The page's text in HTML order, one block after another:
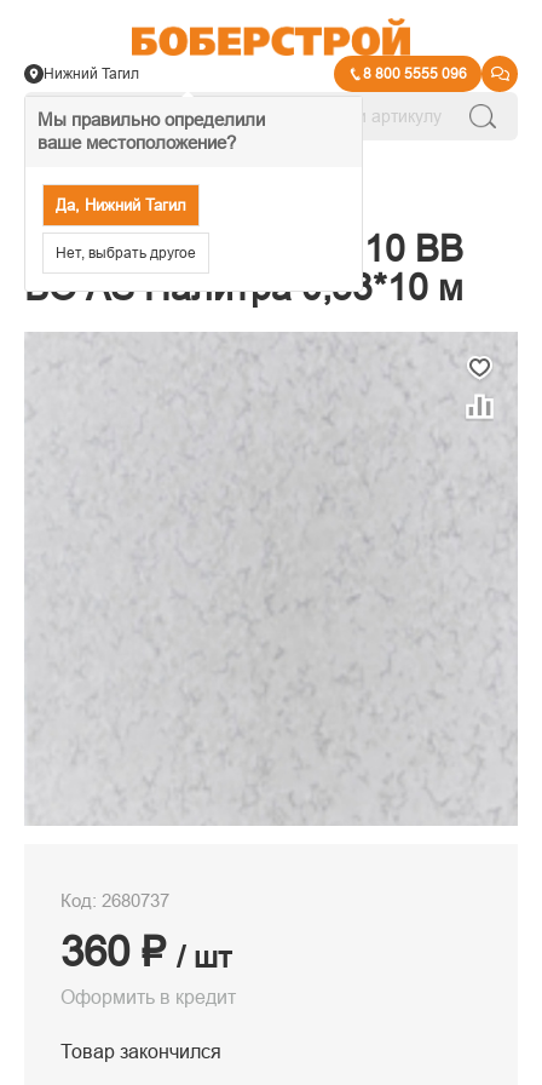
Мы правильно определили
ваше местоположение?
Да, Нижний Тагил
Нет, выбрать другое
Нижний Тагил 8 800 5555 096
10084-14 (12) Обои 10 ВВ
БО AS Палитра 0,53*10 м
Код: 2680737
360 ₽ / шт
Оформить в кредит
Товар закончился